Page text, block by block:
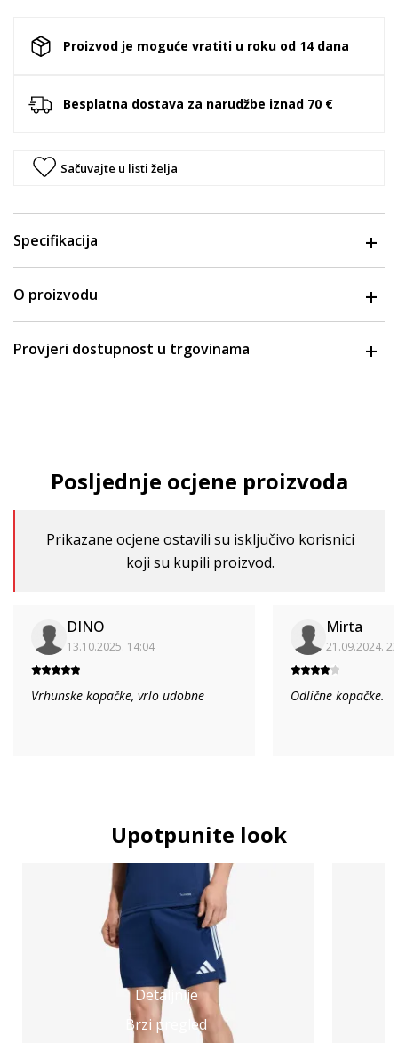
Proizvod je moguće vratiti u roku od 14 dana
Besplatna dostava za narudžbe iznad 70 €
Sačuvajte u listi želja
Specifikacija
O proizvodu
Provjeri dostupnost u trgovinama
Posljednje ocjene proizvoda
Prikazane ocjene ostavili su isključivo korisnici
koji su kupili proizvod.
DINO
13.10.2025. 14:04
Vrhunske kopačke, vrlo udobne
Mirta
21.09.2024.
Odlične kopačke.
Upotpunite look
Detaljnije
Brzi pregled